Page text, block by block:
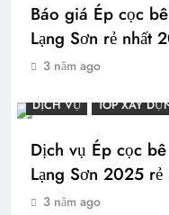
Báo giá Ép cọc
Lạng Sơn rẻ nhất
3 năm ago
DỊCH VỤ TOP XÂY
Dịch vụ Ép cọc
Lạng Sơn 2025 rẻ
3 năm ago